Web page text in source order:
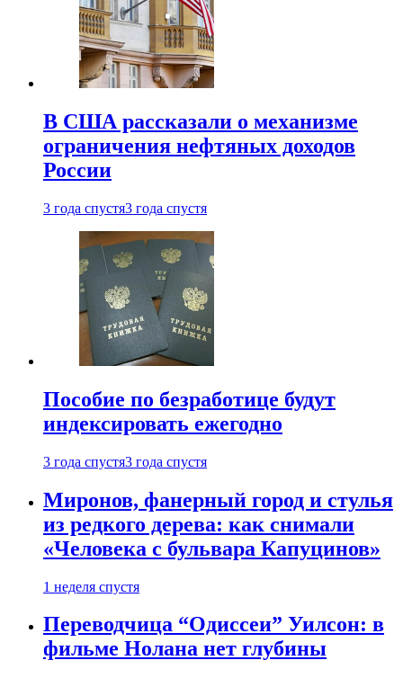
В США рассказали о механизме
ограничения нефтяных доходов
России
3 года спустя3 года спустя
Пособие по безработице будут
индексировать ежегодно
3 года спустя3 года спустя
Миронов, фанерный город и стулья
из редкого дерева: как снимали
«Человека с бульвара Капуцинов»
1 неделя спустя
Переводчица “Одиссеи” Уилсон: в
фильме Нолана нет глубины